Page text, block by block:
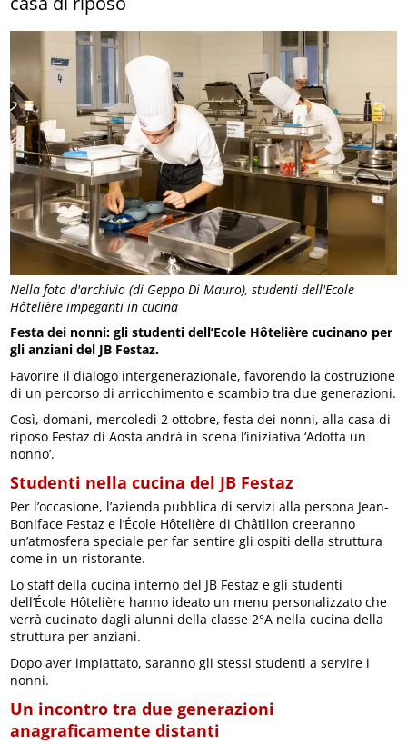
Nella foto d'archivio (di Geppo Di Mauro), studenti dell'Ecole
Hôtelière impeganti in cucina
Festa dei nonni: gli studenti dell’Ecole Hôtelière cucinano per
gli anziani del JB Festaz.
Favorire il dialogo intergenerazionale, favorendo la costruzione
di un percorso di arricchimento e scambio tra due generazioni.
Così, domani, mercoledì 2 ottobre, festa dei nonni, alla casa di
riposo Festaz di Aosta andrà in scena l’iniziativa ‘Adotta un
nonno’.
Studenti nella cucina del JB Festaz
Per l’occasione, l’azienda pubblica di servizi alla persona Jean-
Boniface Festaz e l’École Hôtelière di Châtillon creeranno
un’atmosfera speciale per far sentire gli ospiti della struttura
come in un ristorante.
Lo staff della cucina interno del JB Festaz e gli studenti
dell’École Hôtelière hanno ideato un menu personalizzato che
verrà cucinato dagli alunni della classe 2°A nella cucina della
struttura per anziani.
Dopo aver impiattato, saranno gli stessi studenti a servire i
nonni.
Un incontro tra due generazioni
anagraficamente distanti